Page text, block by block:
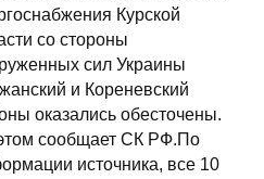
Курской
со стороны
сил Украины
и Кореневский
оказались обесточены.
сообщает СК РФ.По
источника, все 10